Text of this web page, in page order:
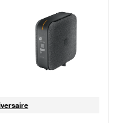
€ par mois, Sans engagement